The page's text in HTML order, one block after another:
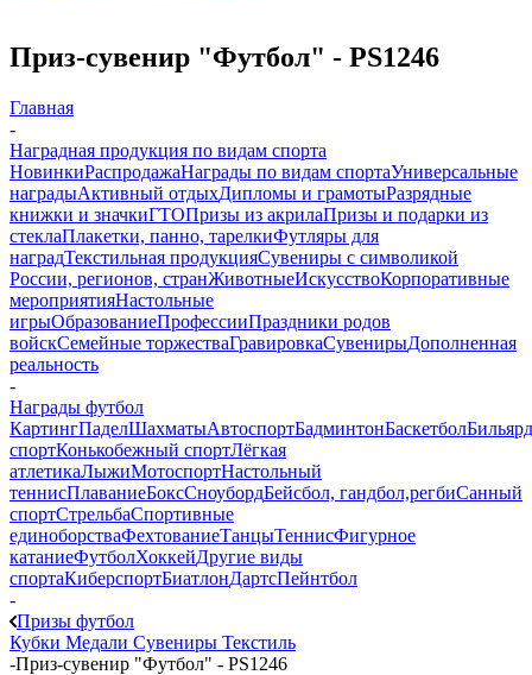
Приз-сувенир "Футбол" - PS1246
Главная
-
Наградная продукция по видам спорта
НовинкиРаспродажаНаграды по видам спортаУниверсальные
наградыАктивный отдыхДипломы и грамотыРазрядные
книжки и значкиГТОПризы из акрилаПризы и подарки из
стеклаПлакетки, панно, тарелкиФутляры для
наградТекстильная продукцияСувениры с символикой
России, регионов, странЖивотныеИскусствоКорпоративные
мероприятияНастольные
игрыОбразованиеПрофессииПраздники родов
войскСемейные торжестваГравировкаСувенирыДополненная
реальность
-
Награды футбол
КартингПаделШахматыАвтоспортБадминтонБаскетболБильярд
спортКонькобежный спортЛёгкая
атлетикаЛыжиМотоспортНастольный
теннисПлаваниеБоксСноубордБейсбол, гандбол,регбиСанный
спортСтрельбаСпортивные
единоборстваФехтованиеТанцыТеннисФигурное
катаниеФутболХоккейДругие виды
спортаКиберспортБиатлонДартсПейнтбол
-
Призы футбол
Кубки Медали Сувениры Текстиль
-Приз-сувенир "Футбол" - PS1246